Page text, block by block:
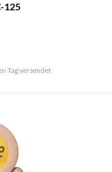
125
Tag versendet